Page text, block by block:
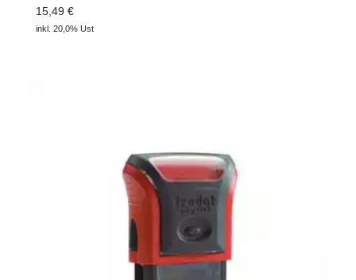
15,49 €
inkl. 20,0% Ust